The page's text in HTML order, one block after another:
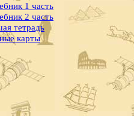
1 часть
2 часть
тетрадь
карты